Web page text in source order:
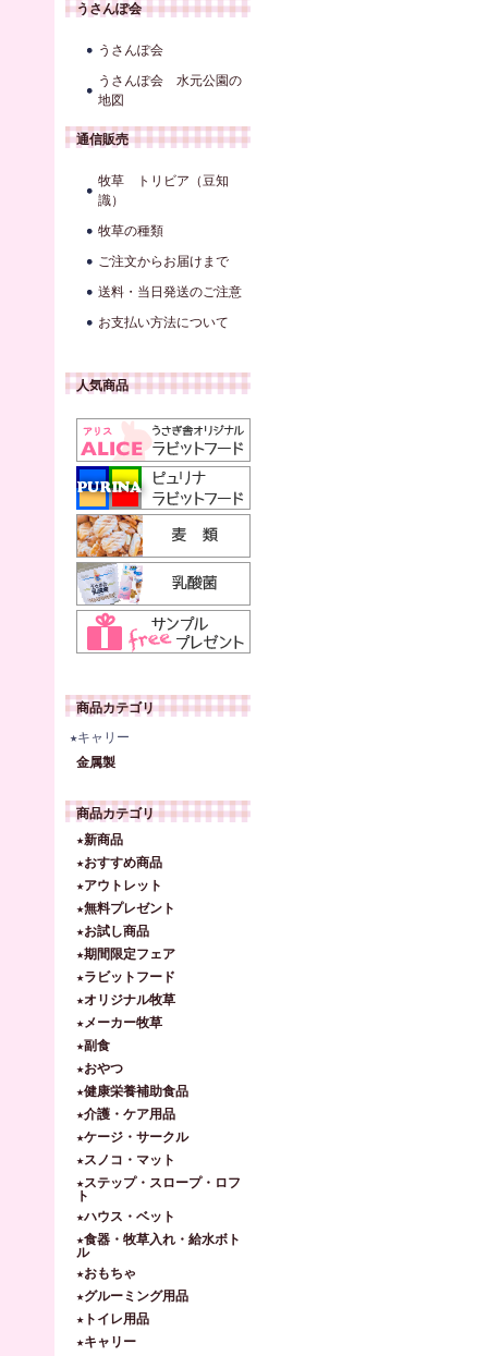
うさんぽ会
うさんぽ会
うさんぽ会 水元公園の
地図
通信販売
牧草 トリビア（豆知
識）
牧草の種類
ご注文からお届けまで
送料・当日発送のご注意
お支払い方法について
人気商品
商品カテゴリ
★キャリー
金属製
商品カテゴリ
★新商品
★おすすめ商品
★アウトレット
★無料プレゼント
★お試し商品
★期間限定フェア
★ラビットフード
★オリジナル牧草
★メーカー牧草
★副食
★おやつ
★健康栄養補助食品
★介護・ケア用品
★ケージ・サークル
★スノコ・マット
★ステップ・スロープ・ロフ
ト
★ハウス・ベット
★食器・牧草入れ・給水ボト
ル
★おもちゃ
★グルーミング用品
★トイレ用品
★キャリー